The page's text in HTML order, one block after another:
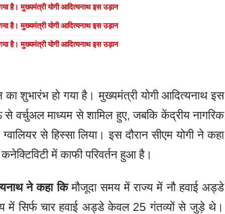
है। मुख्यमंत्री योगी आदित्यनाथ इस उड़ान
है। मुख्यमंत्री योगी आदित्यनाथ इस उड़ान
है। मुख्यमंत्री योगी आदित्यनाथ इस उड़ान
शुभारंभ हो गया है। मुख्यमंत्री योगी आदित्यनाथ इस
वर्चुअल माध्यम से शामिल हुए, जबकि केंद्रीय नागरिक
ग्वालियर से हिस्सा लिया। इस दौरान सीएम योगी ने कहा
में काफी परिवर्तन हुआ है।
ने कहा किमौजूदा समय में राज्य में नौ हवाई अड्डे
में सिर्फ चार हवाई अड्डे केवल 25 गंतव्यों से जुड़े थे।